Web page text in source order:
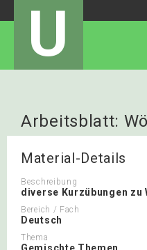
U
Arbeitsblatt:
Material-Details
Beschreibung
diverse Kurzübungen
Bereich / Fach
Deutsch
Thema